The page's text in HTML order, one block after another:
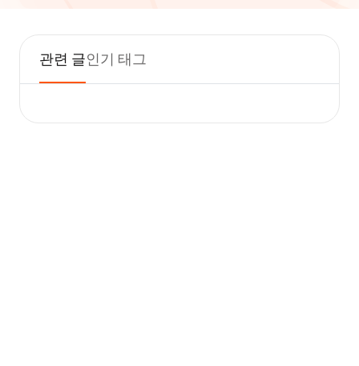
관련 글인기 태그